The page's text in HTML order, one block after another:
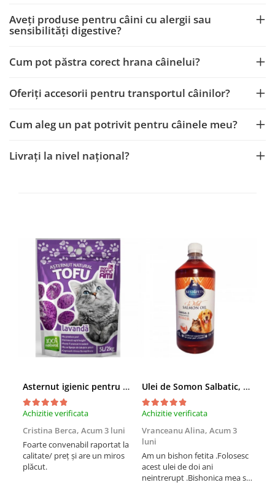
Aveți produse pentru câini cu alergii sau
sensibilități digestive?
Cum pot păstra corect hrana câinelui?
Oferiți accesorii pentru transportul câinilor?
Cum aleg un pat potrivit pentru câinele meu?
Livrați la nivel național?
Asternut igienic pentru pisici Tofu Lavanda, Mon Petit 5 l
Achizitie verificata
Cristina Berca, Acum 3 luni
Foarte convenabil raportat la
calitate/ preț și are un miros
plăcut.
Ulei de Somon Salbatic, câini și pisici, piele si blană, BEST4PETS, 1l
Achizitie verificata
Vranceanu Alina, Acum 3
luni
Am un bishon fetita .Folosesc
acest ulei de doi ani
neintrerupt .Bishonica mea se